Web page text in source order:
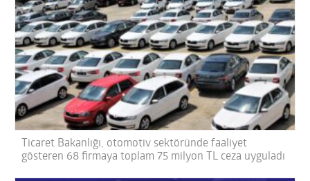
Ticaret Bakanlığı, otomotiv sektöründe faaliyet
gösteren 68 firmaya toplam 75 milyon TL ceza uyguladı